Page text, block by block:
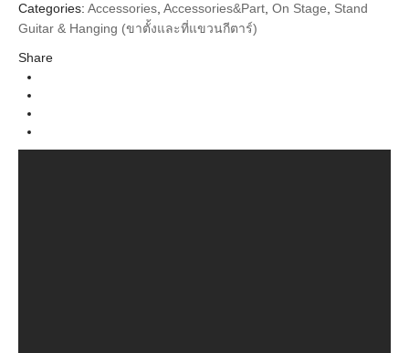
Brands On Stage
Categories: Accessories, Accessories&Part, On Stage, Stand
Guitar & Hanging (ขาตั้งและที่แขวนกีตาร์)
Share